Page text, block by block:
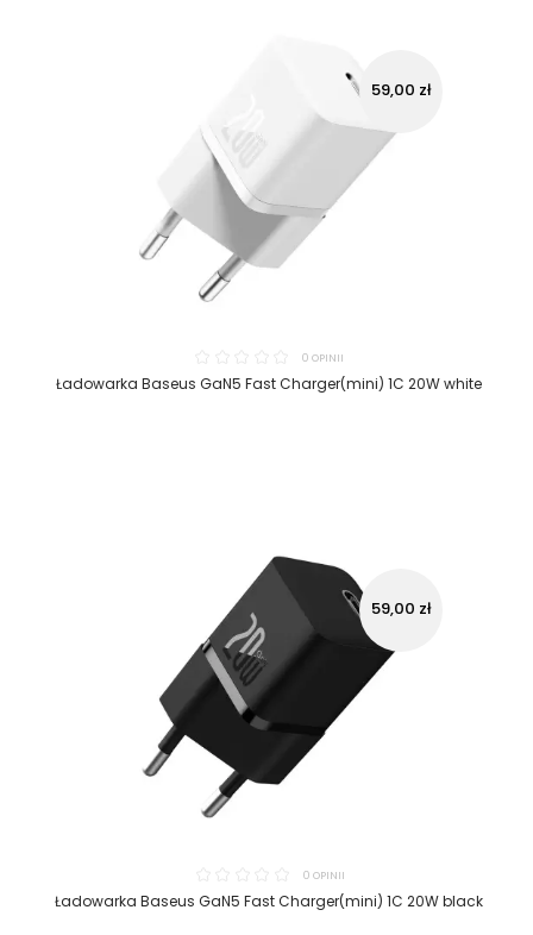
0 OPINII
Ładowarka Baseus GaN5 Fast Charger(mini) 1C 20W white
59,00 zł
0 OPINII
Ładowarka Baseus GaN5 Fast Charger(mini) 1C 20W black
59,00 zł